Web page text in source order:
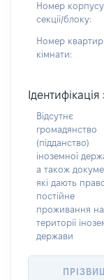
Номер
секції/блоку:
Номер
кімнати:
Відсутнє
громадянство
(підданство)
іноземної
а також
які дають
постійне
проживання на
території
держави